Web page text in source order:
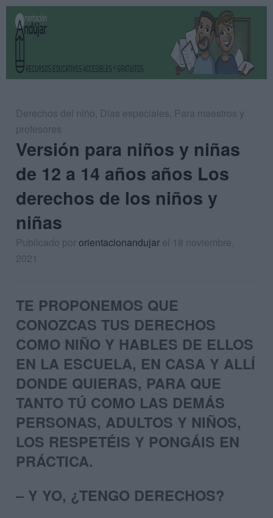
Derechos del niño, Dias especiales, Para maestros y
profesores
Versión para niños y niñas
de 12 a 14 años años Los
derechos de los niños y
niñas
Publicado pororientacionandujar el 18 noviembre,
2021
TE PROPONEMOS QUE
CONOZCAS TUS DERECHOS
COMO NIÑO Y HABLES DE ELLOS
EN LA ESCUELA, EN CASA Y ALLÍ
DONDE QUIERAS, PARA QUE
TANTO TÚ COMO LAS DEMÁS
PERSONAS, ADULTOS Y NIÑOS,
LOS RESPETÉIS Y PONGÁIS EN
PRÁCTICA.
– Y YO, ¿TENGO DERECHOS?